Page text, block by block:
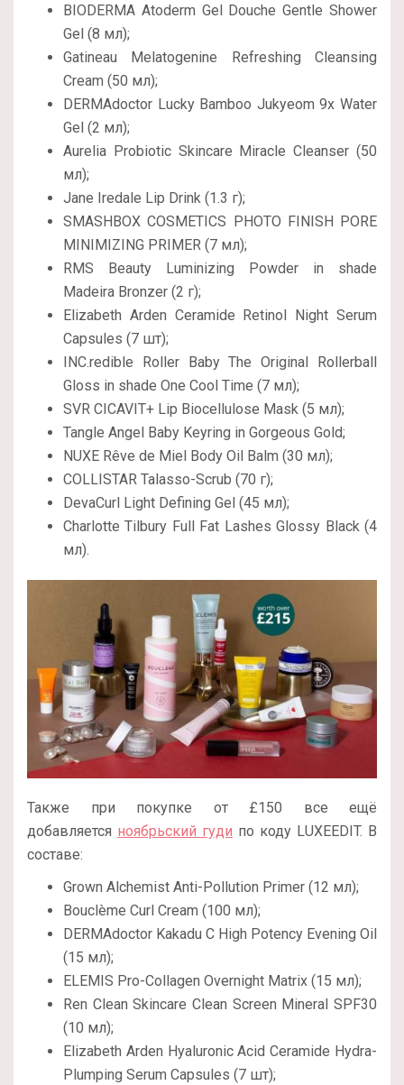
BIODERMA Atoderm Gel Douche Gentle Shower
Gel (8 мл);
Gatineau Melatogenine Refreshing Cleansing
Cream (50 мл);
DERMAdoctor Lucky Bamboo Jukyeom 9x Water
Gel (2 мл);
Aurelia Probiotic Skincare Miracle Cleanser (50
мл);
Jane Iredale Lip Drink (1.3 г);
SMASHBOX COSMETICS PHOTO FINISH PORE
MINIMIZING PRIMER (7 мл);
RMS Beauty Luminizing Powder in shade
Madeira Bronzer (2 г);
Elizabeth Arden Ceramide Retinol Night Serum
Capsules (7 шт);
INC.redible Roller Baby The Original Rollerball
Gloss in shade One Cool Time (7 мл);
SVR CICAVIT+ Lip Biocellulose Mask (5 мл);
Tangle Angel Baby Keyring in Gorgeous Gold;
NUXE Rêve de Miel Body Oil Balm (30 мл);
COLLISTAR Talasso-Scrub (70 г);
DevaCurl Light Defining Gel (45 мл);
Charlotte Tilbury Full Fat Lashes Glossy Black (4
мл).
Также при покупке от £150 все ещё
добавляется ноябрьский гуди по коду LUXEEDIT. В
составе:
Grown Alchemist Anti-Pollution Primer (12 мл);
Bouclème Curl Cream (100 мл);
DERMAdoctor Kakadu C High Potency Evening Oil
(15 мл);
ELEMIS Pro-Collagen Overnight Matrix (15 мл);
Ren Clean Skincare Clean Screen Mineral SPF30
(10 мл);
Elizabeth Arden Hyaluronic Acid Ceramide Hydra-
Plumping Serum Capsules (7 шт);